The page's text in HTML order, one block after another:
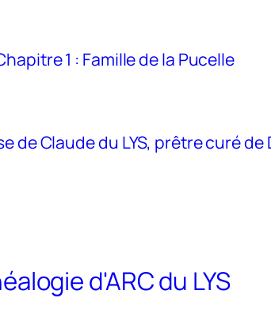
1 : Famille de la Pucelle
de Claude du LYS, prêtre curé de
d'ARC du LYS